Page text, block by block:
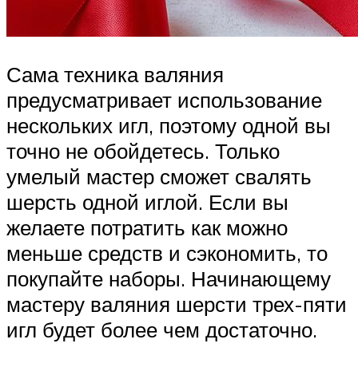
Сама техника валяния
предусматривает использование
нескольких игл, поэтому одной вы
точно не обойдетесь. Только
умелый мастер сможет свалять
шерсть одной иглой. Если вы
желаете потратить как можно
меньше средств и сэкономить, то
покупайте наборы. Начинающему
мастеру валяния шерсти трех-пяти
игл будет более чем достаточно.